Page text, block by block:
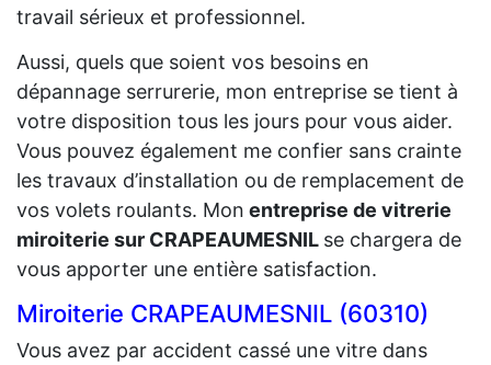
travail sérieux et professionnel.
Aussi, quels que soient vos besoins en
dépannage serrurerie, mon entreprise se tient à
votre disposition tous les jours pour vous aider.
Vous pouvez également me confier sans crainte
les travaux d’installation ou de remplacement de
vos volets roulants. Mon entreprise de vitrerie
miroiterie sur CRAPEAUMESNIL se chargera de
vous apporter une entière satisfaction.
Miroiterie CRAPEAUMESNIL (60310)
Vous avez par accident cassé une vitre dans